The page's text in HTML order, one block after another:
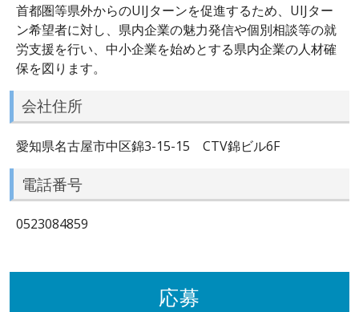
首都圏等県外からのUIJターンを促進するため、UIJター
ン希望者に対し、県内企業の魅力発信や個別相談等の就
労支援を行い、中小企業を始めとする県内企業の人材確
保を図ります。
会社住所
愛知県名古屋市中区錦3-15-15 CTV錦ビル6F
電話番号
0523084859
応募